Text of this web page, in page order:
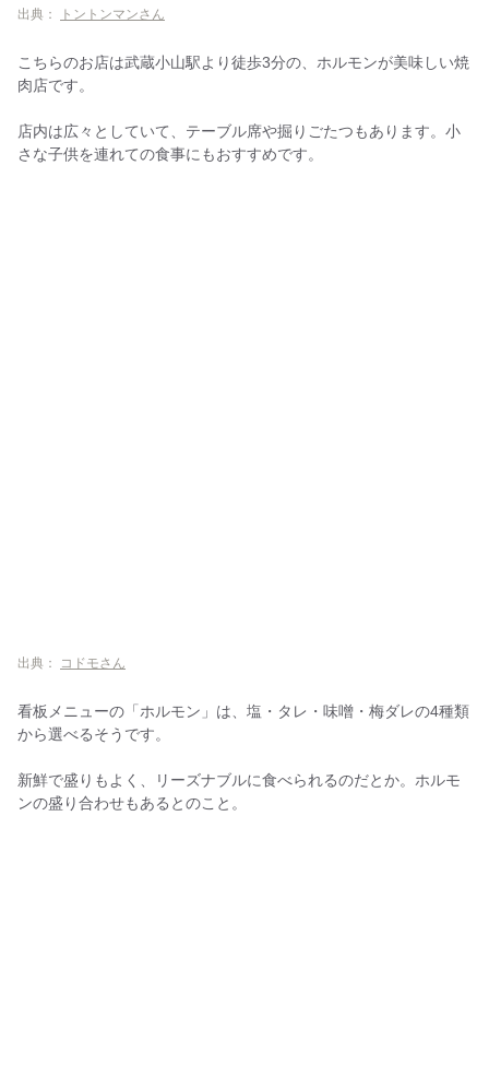
出典： トントンマンさん
こちらのお店は武蔵小山駅より徒歩3分の、ホルモンが美味しい焼
肉店です。
店内は広々としていて、テーブル席や掘りごたつもあります。小
さな子供を連れての食事にもおすすめです。
出典： コドモさん
看板メニューの「ホルモン」は、塩・タレ・味噌・梅ダレの4種類
から選べるそうです。
新鮮で盛りもよく、リーズナブルに食べられるのだとか。ホルモ
ンの盛り合わせもあるとのこと。